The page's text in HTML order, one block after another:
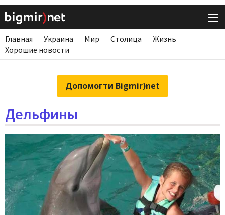
Главная Украина Мир Столица
Жизнь
Хорошие новости
Допомогти Bigmir)net
Дельфины